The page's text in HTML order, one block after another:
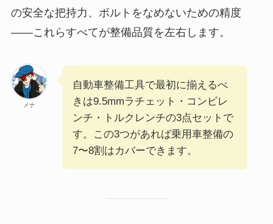
の安全な把持力、ボルトをなめないための精度
——これらすべてが整備品質を左右します。
メナ
自動車整備工具で最初に揃えるべ
きは9.5mmラチェット・コンビレ
ンチ・トルクレンチの3点セットで
す。この3つがあれば乗用車整備の
7〜8割はカバーできます。